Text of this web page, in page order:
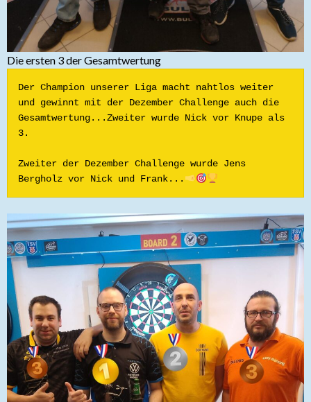
Die ersten 3 der Gesamtwertung
Der Champion unserer Liga macht nahtlos weiter
und gewinnt mit der Dezember Challenge auch die
Gesamtwertung...Zweiter wurde Nick vor Knupe als
3.
Zweiter der Dezember Challenge wurde Jens
Bergholz vor Nick und Frank...